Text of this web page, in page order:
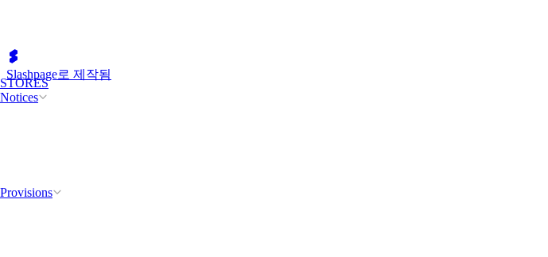
STORES
Notices
Provisions
Slashpage로 제작됨